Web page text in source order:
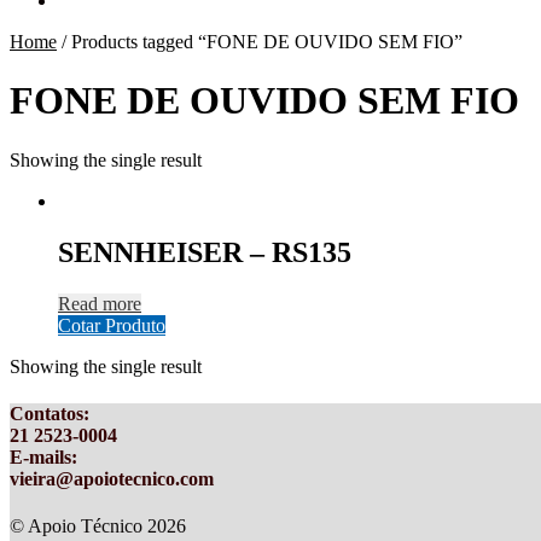
Home /Products tagged “FONE DE OUVIDO SEM FIO”
FONE DE OUVIDO SEM FIO
Showing the single result
SENNHEISER – RS135
Read more
Cotar Produto
Showing the single result
Contatos:
21 2523-0004
E-mails:
vieira@apoiotecnico.com
© Apoio Técnico 2026